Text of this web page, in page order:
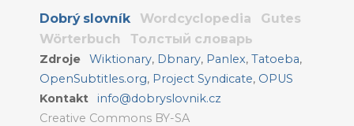
Dobrý slovník Wordcyclopedia
Gutes
Wörterbuch
Толстый словарь
Zdroje Wiktionary, Dbnary, Panlex,Tatoeba,
OpenSubtitles.org, Project Syndicate, OPUS
Kontakt
info@dobryslovnik.cz
Creative Commons BY-SA